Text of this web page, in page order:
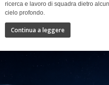
ricerca e lavoro di squadra dietro
cielo profondo.
Continua a leggere